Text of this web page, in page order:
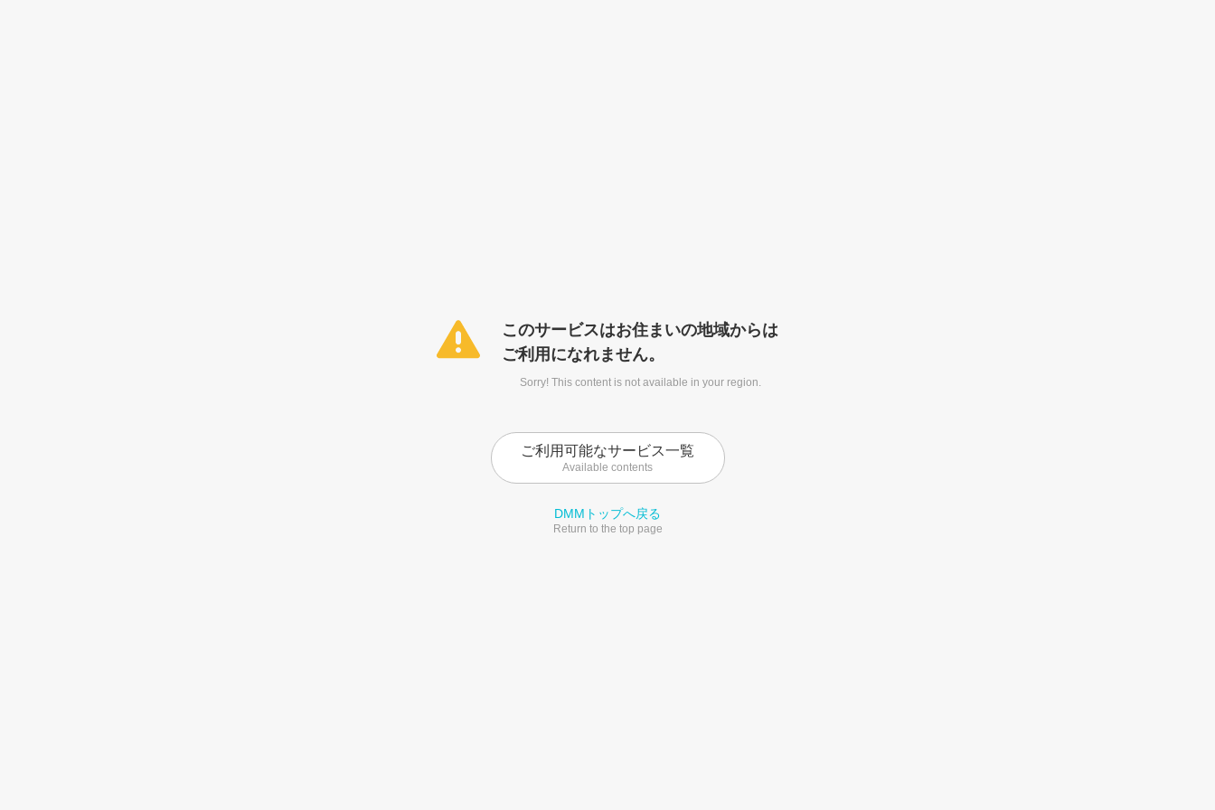
このサービスはお住まいの地域からは
ご利用になれません。
Sorry! This content is not available in your region.
ご利用可能なサービス一覧
Available contents
DMMトップへ戻る
Return to the top page